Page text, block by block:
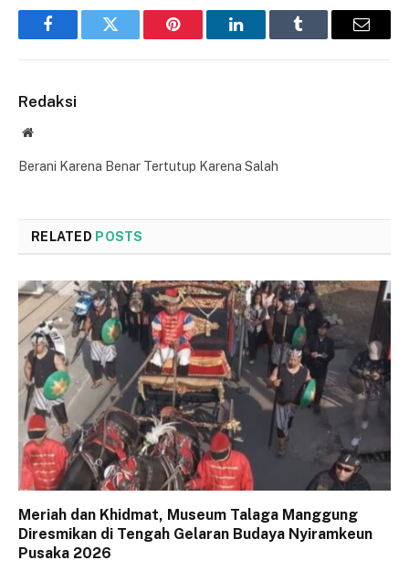
FacebookTwitter Pinterest LinkedInTumblr Email
Redaksi
Website
Berani Karena Benar Tertutup Karena Salah
RELATED POSTS
Meriah dan Khidmat, Museum Talaga Manggung
Diresmikan di Tengah Gelaran Budaya Nyiramkeun
Pusaka 2026